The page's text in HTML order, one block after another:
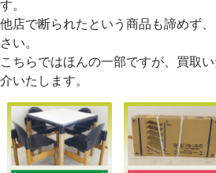
す。
他店で断られたという商品も諦めず
さい。
こちらではほんの一部ですが、買取
介いたします。